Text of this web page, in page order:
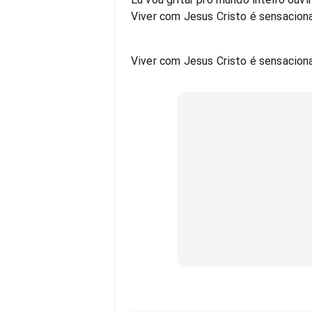
Viver com Jesus Cristo é
Viver com Jesus Cristo é